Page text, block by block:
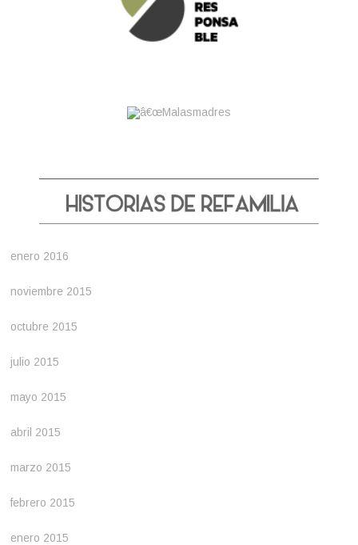
enero 2016
noviembre 2015
octubre 2015
julio 2015
mayo 2015
abril 2015
marzo 2015
febrero 2015
enero 2015